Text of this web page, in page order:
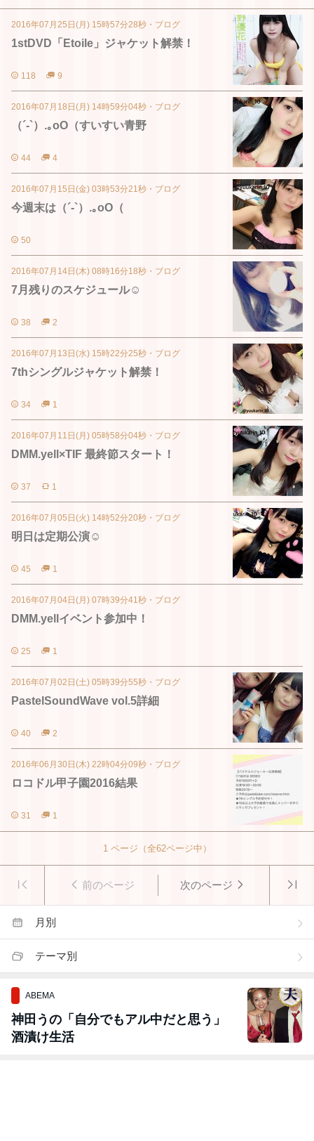
2016年07月25日(月) 15時57分28秒 ・ ブログ
1stDVD「Etoile」ジャケット解禁！
118 9
2016年07月18日(月) 14時59分04秒 ・ ブログ
（´-`）.｡oO（すいすい青野
44 4
2016年07月15日(金) 03時53分21秒 ・ ブログ
今週末は（´-`）.｡oO（
50
2016年07月14日(木) 08時16分18秒 ・ ブログ
7月残りのスケジュール☺︎
38 2
2016年07月13日(水) 15時22分25秒 ・ ブログ
7thシングルジャケット解禁！
34 1
2016年07月11日(月) 05時58分04秒 ・ ブログ
DMM.yell×TIF 最終節スタート！
37 1
2016年07月05日(火) 14時52分20秒 ・ ブログ
明日は定期公演☺︎
45 1
2016年07月04日(月) 07時39分41秒 ・ ブログ
DMM.yellイベント参加中！
25 1
2016年07月02日(土) 05時39分55秒 ・ ブログ
PastelSoundWave vol.5詳細
40 2
2016年06月30日(木) 22時04分09秒 ・ ブログ
ロコドル甲子園2016結果
31 1
1ページ（全62ページ中）
前のページ 次のページ
月別
テーマ別
ABEMA
神田うの「自分でもアル中だと思う」
酒漬け生活